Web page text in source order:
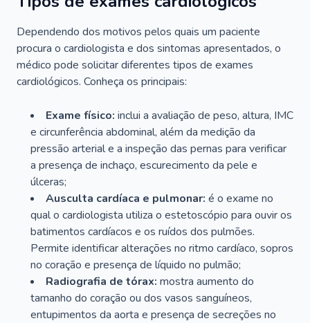
Dependendo dos motivos pelos quais um paciente
procura o cardiologista e dos sintomas apresentados, o
médico pode solicitar diferentes tipos de exames
cardiológicos. Conheça os principais:
Exame físico: inclui a avaliação de peso, altura, IMC
e circunferência abdominal, além da medição da
pressão arterial e a inspeção das pernas para verificar
a presença de inchaço, escurecimento da pele e
úlceras;
Ausculta cardíaca e pulmonar: é o exame no
qual o cardiologista utiliza o estetoscópio para ouvir os
batimentos cardíacos e os ruídos dos pulmões.
Permite identificar alterações no ritmo cardíaco, sopros
no coração e presença de líquido no pulmão;
Radiografia de tórax: mostra aumento do
tamanho do coração ou dos vasos sanguíneos,
entupimentos da aorta e presença de secreções no